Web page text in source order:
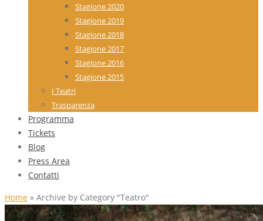
Stagione 2020
Stagione 2019
Stagione 2018
Stagione 2017
Stagione 2016
Stagione 2015
I Teatri
Trasparenza
Programma
Tickets
Blog
Press Area
Contatti
Home » Archive by Category "Teatro"